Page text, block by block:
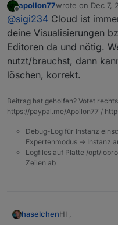
Hallo, bei mir läuft
die Cloud dann
Fernzugriff drei
23:59
Offline
apollon77wrote on Dec 7,
last edited by
@sigi234 Cloud ist
deine Visualisierungen
Editoren da und nötig.
nutzt/brauchst, dann
löschen, korrekt.
Beitrag hat geholfen? Votet
https://paypal.me/Apollon77 /
Debug-Log für Instanz
Expertenmodus -> Instanz
Logfiles auf Platte /opt/
Zeilen ab
haselchenHI ,